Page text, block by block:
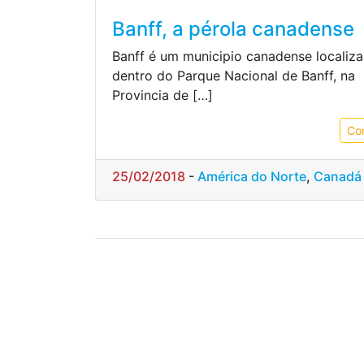
Banff, a pérola canadense
Banff é um municipio canadense
dentro do Parque Nacional de Banff, na
Provincia de […]
25/02/2018 - América do Norte, Canadá